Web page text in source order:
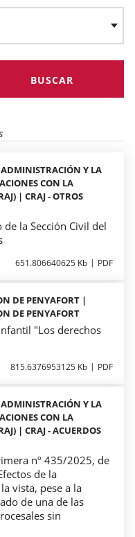
Y LA
CON LA
| CRAJ - OTROS
la Sección Civil del
651.806640625 Kb PDF
DE PENYAFORT |
DE PENYAFORT
"Los derechos
815.6376953125 Kb PDF
Y LA
CON LA
| CRAJ - ACUERDOS
nº 435/2025, de
de la
vista, pese a la
de una de las
sin